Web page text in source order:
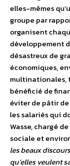
elles-mêmes
groupe par
organisent
développement
désastreux de
économiques,
multinationales,
bénéficié de
éviter de pâtir
les salariés qui
Wasse, chargé
sociale et
les beaux
qu’elles veulent